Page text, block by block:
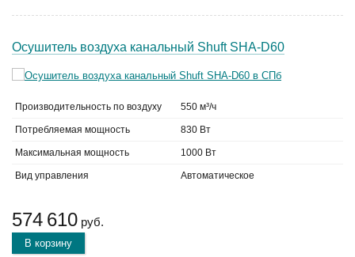
Осушитель воздуха канальный Shuft SHA-D60
Производительность по воздуху 550 м³/ч
Потребляемая мощность 830 Вт
Максимальная мощность 1000 Вт
Вид управления Автоматическое
574 610 руб.
В корзину